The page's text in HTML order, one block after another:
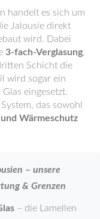
handelt es sich um
Jalousie direkt
wird. Dabei
3-fach-Verglasung,
Schicht die
wird sogar ein
eingesetzt.
das sowohl
Wärmeschutz
– unsere
& Grenzen
– die Lamellen